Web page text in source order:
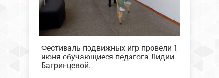
Фестиваль подвижных игр провели 1
июня обучающиеся педагога Лидии
Багринцевой.